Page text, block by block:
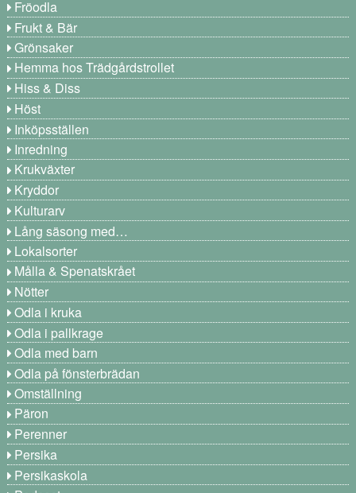
Fröodla
Frukt & Bär
Grönsaker
Hemma hos Trädgårdstrollet
Hiss & Diss
Höst
Inköpsställen
Inredning
Krukväxter
Kryddor
Kulturarv
Lång säsong med…
Lokalsorter
Målla & Spenatskrået
Nötter
Odla i kruka
Odla i pallkrage
Odla med barn
Odla på fönsterbrädan
Omställning
Päron
Perenner
Persika
Persikaskola